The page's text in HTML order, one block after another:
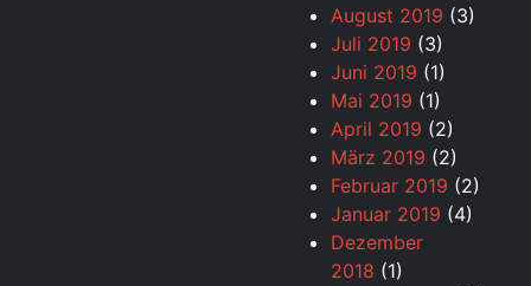
August 2019 (3)
Juli 2019 (3)
Juni 2019 (1)
Mai 2019 (1)
April 2019 (2)
März 2019 (2)
Februar 2019 (2)
Januar 2019 (4)
Dezember
2018 (1)